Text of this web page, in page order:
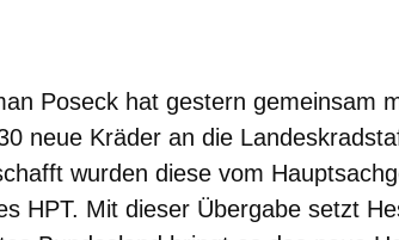
Poseck hat gestern gemeinsam
neue Kräder an die
wurden diese vom
HPT. Mit dieser Übergabe setzt